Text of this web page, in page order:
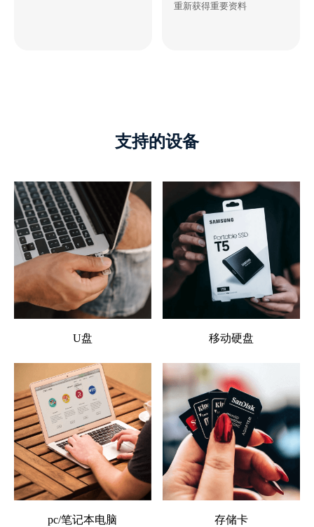
重新获得重要资料
支持的设备
U盘 移动硬盘
pc/笔记本电脑 存储卡